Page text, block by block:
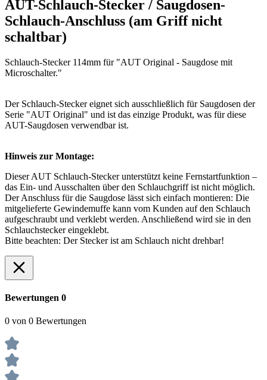
AUT-Schlauch-Stecker / Saugdosen-
Schlauch-Anschluss (am Griff nicht
schaltbar)
Schlauch-Stecker 114mm für "AUT Original - Saugdose mit
Microschalter."
Der Schlauch-Stecker eignet sich ausschließlich für Saugdosen der
Serie "AUT Original" und ist das einzige Produkt, was für diese
AUT-Saugdosen verwendbar ist.
Hinweis zur Montage:
Dieser AUT Schlauch-Stecker unterstützt keine Fernstartfunktion –
das Ein- und Ausschalten über den Schlauchgriff ist nicht möglich.
Der Anschluss für die Saugdose lässt sich einfach montieren: Die
mitgelieferte Gewindemuffe kann vom Kunden auf den Schlauch
aufgeschraubt und verklebt werden. Anschließend wird sie in den
Schlauchstecker eingeklebt.
Bitte beachten: Der Stecker ist am Schlauch nicht drehbar!
Bewertungen 0
0 von 0 Bewertungen